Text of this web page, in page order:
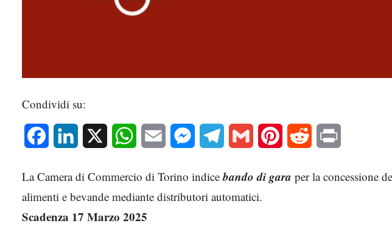
Condividi su:
Facebook LinkedIn WhatsAppEmail MessengerTelegram Gmail Pinterest Reddit
La Camera di Commercio di Torino indicebando di gara per la concessione
alimenti e bevande mediante distributori automatici.
Scadenza 17 Marzo 2025